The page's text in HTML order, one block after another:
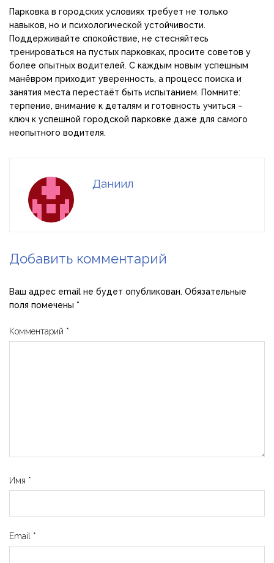
Парковка в городских условиях требует не только
навыков, но и психологической устойчивости.
Поддерживайте спокойствие, не стесняйтесь
тренироваться на пустых парковках, просите советов у
более опытных водителей. С каждым новым успешным
манёвром приходит уверенность, а процесс поиска и
занятия места перестаёт быть испытанием. Помните:
терпение, внимание к деталям и готовность учиться –
ключ к успешной городской парковке даже для самого
неопытного водителя.
Даниил
Добавить комментарий
Ваш адрес email не будет опубликован. Обязательные
поля помечены *
Комментарий *
Имя *
Email *